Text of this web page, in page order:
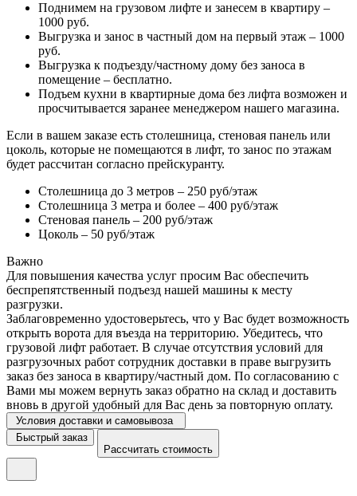
Поднимем на грузовом лифте и занесем в квартиру –
1000 руб.
Выгрузка и занос в частный дом на первый этаж – 1000
руб.
Выгрузка к подъезду/частному дому без заноса в
помещение – бесплатно.
Подъем кухни в квартирные дома без лифта возможен и
просчитывается заранее менеджером нашего магазина.
Если в вашем заказе есть столешница, стеновая панель или
цоколь, которые не помещаются в лифт, то занос по этажам
будет рассчитан согласно прейскуранту.
Столешница до 3 метров – 250 руб/этаж
Столешница 3 метра и более – 400 руб/этаж
Стеновая панель – 200 руб/этаж
Цоколь – 50 руб/этаж
Важно
Для повышения качества услуг просим Вас обеспечить
беспрепятственный подъезд нашей машины к месту
разгрузки.
Заблаговременно удостоверьтесь, что у Вас будет возможность
открыть ворота для въезда на территорию. Убедитесь, что
грузовой лифт работает. В случае отсутствия условий для
разгрузочных работ сотрудник доставки в праве выгрузить
заказ без заноса в квартиру/частный дом. По согласованию с
Вами мы можем вернуть заказ обратно на склад и доставить
вновь в другой удобный для Вас день за повторную оплату.
Условия доставки и самовывоза
Быстрый заказ
Рассчитать стоимость